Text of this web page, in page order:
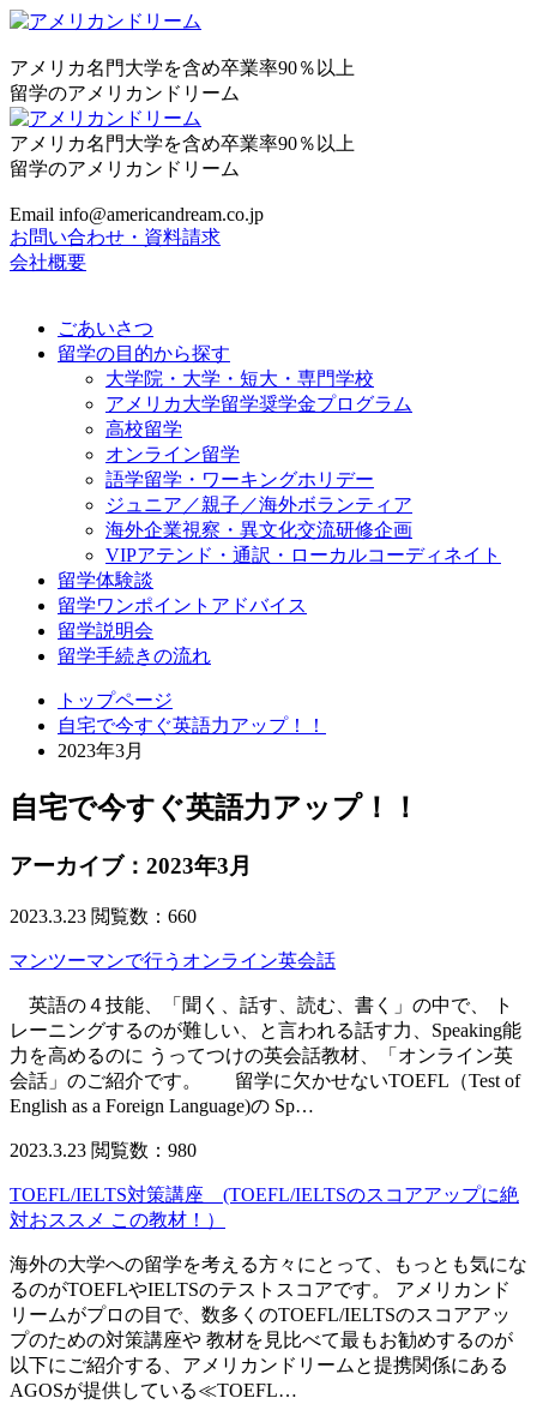
アメリカ名門大学を含め卒業率90％以上
留学のアメリカンドリーム
アメリカ名門大学を含め卒業率90％以上
留学のアメリカンドリーム
Email info@americandream.co.jp
お問い合わせ・資料請求
会社概要
ごあいさつ
留学の目的から探す
大学院・大学・短大・専門学校
アメリカ大学留学奨学金プログラム
高校留学
オンライン留学
語学留学・ワーキングホリデー
ジュニア／親子／海外ボランティア
海外企業視察・異文化交流研修企画
VIPアテンド・通訳・ローカルコーディネイト
留学体験談
留学ワンポイントアドバイス
留学説明会
留学手続きの流れ
トップページ
自宅で今すぐ英語力アップ！！
2023年3月
自宅で今すぐ英語力アップ！！
アーカイブ：2023年3月
2023.3.23 閲覧数：660
マンツーマンで行うオンライン英会話
英語の４技能、「聞く、話す、読む、書く」の中で、 ト
レーニングするのが難しい、と言われる話す力、Speaking能
力を高めるのに うってつけの英会話教材、「オンライン英
会話」のご紹介です。 留学に欠かせないTOEFL（Test of
English as a Foreign Language)の Sp…
2023.3.23 閲覧数：980
TOEFL/IELTS対策講座 (TOEFL/IELTSのスコアアップに絶
対おススメ この教材！）
海外の大学への留学を考える方々にとって、もっとも気にな
るのがTOEFLやIELTSのテストスコアです。 アメリカンド
リームがプロの目で、数多くのTOEFL/IELTSのスコアアッ
プのための対策講座や 教材を見比べて最もお勧めするのが
以下にご紹介する、アメリカンドリームと提携関係にある
AGOSが提供している≪TOEFL…